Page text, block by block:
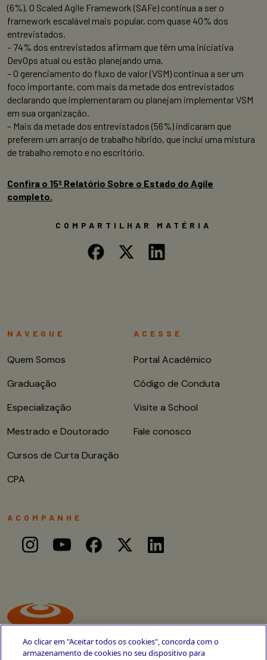
(6%). O Scaled Agile Framework (SAFe) continua a ser o
framework escalável mais popular, com quase 40% dos
entrevistados.
– 74% dos entrevistados afirmam que têm uma iniciativa
DevOps atual ou estão planejando uma.
– O gerenciamento do fluxo de valor (VSM) continua a ser um
foco importante, com mais da metade dos entrevistados
declarando que implementaram ou planejam implementar VSM
em sua organização.
– Mais da metade dos entrevistados (56%) indicaram que
preferem um arranjo de trabalho híbrido, que inclui uma mistura
de trabalho remoto e no escritório.
Confira o 15º Relatório Sobre o Estado do Agile
completo.
COMPARTILHAR MATÉRIA
NAVEGUE
Quem Somos
Graduação
Especialização
Mestrado e Doutorado
Cursos de Curta Duração
CPA
ACESSE
Portal Acadêmico
Código de Conduta
Visite a School
Fale conosco
ACOMPANHE
Ao clicar em "Aceitar todos os cookies", concorda com o
armazenamento de cookies no seu dispositivo para